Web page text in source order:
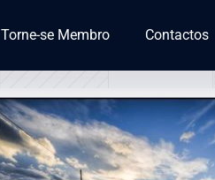
Torne-se Membro Contactos